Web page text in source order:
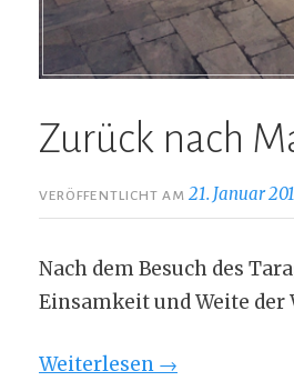
Zurück nach
VERÖFFENTLICHT AM21. Januar
Nach dem Besuch des
Einsamkeit und Weite der
Weiterlesen „Zurück
→